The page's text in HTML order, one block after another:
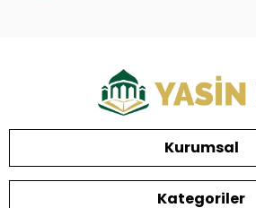
Kurumsal
Kategoriler